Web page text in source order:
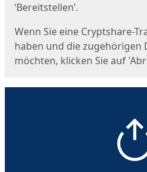
‘Bereitstellen’.
Wenn Sie eine Cryptshare-
haben und die zugehörigen
möchten, klicken Sie auf